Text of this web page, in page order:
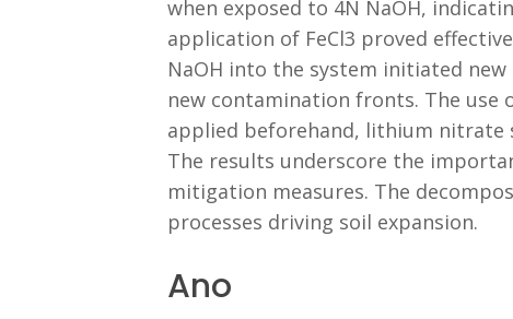
when exposed to 4N NaOH,
application of FeCl3 proved
NaOH into the system initiated
new contamination fronts. The use
applied beforehand, lithium nitrate
The results underscore the
mitigation measures. The
processes driving soil expansion.
Ano